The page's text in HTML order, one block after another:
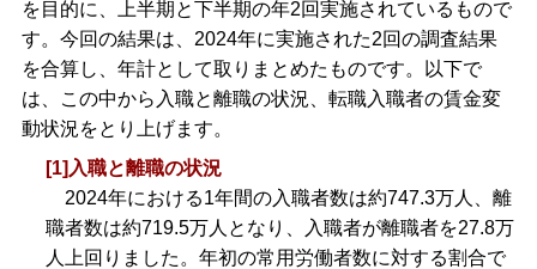
を目的に、上半期と下半期の年2回実施されているもので
す。今回の結果は、2024年に実施された2回の調査結果
を合算し、年計として取りまとめたものです。以下で
は、この中から入職と離職の状況、転職入職者の賃金変
動状況をとり上げます。
[1]入職と離職の状況
2024年における1年間の入職者数は約747.3万人、離
職者数は約719.5万人となり、入職者が離職者を27.8万
人上回りました。年初の常用労働者数に対する割合で